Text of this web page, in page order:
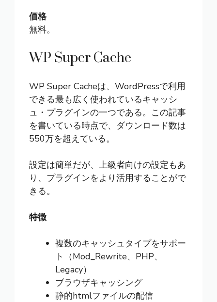
価格
無料。
WP Super Cache
WP Super Cacheは、WordPressで利用
できる最も広く使われているキャッシ
ュ・プラグインの一つである。この記事
を書いている時点で、ダウンロード数は
550万を超えている。
設定は簡単だが、上級者向けの設定もあ
り、プラグインをより活用することがで
きる。
特徴
複数のキャッシュタイプをサポー
ト（Mod_Rewrite、PHP、
Legacy）
ブラウザキャッシング
静的htmlファイルの配信